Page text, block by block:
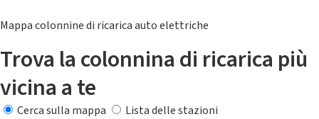
Mappa colonnine di ricarica auto elettriche
Trova la colonnina di ricarica più
vicina a te
Cerca sulla mappa
Lista delle stazioni